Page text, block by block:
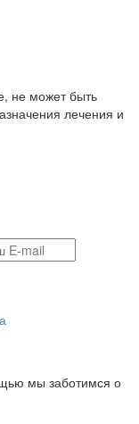
не может быть
лечения и
мы заботимся о